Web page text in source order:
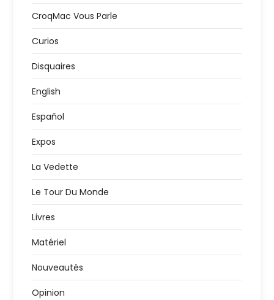
CroqMac Vous Parle
Curios
Disquaires
English
Español
Expos
La Vedette
Le Tour Du Monde
Livres
Matériel
Nouveautés
Opinion